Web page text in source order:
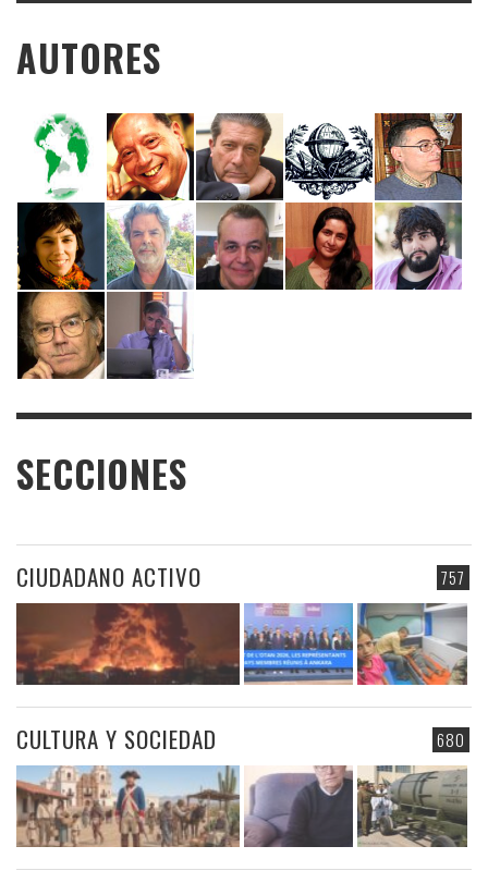
AUTORES
SECCIONES
757
CIUDADANO ACTIVO
680
CULTURA Y SOCIEDAD